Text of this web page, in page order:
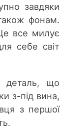
завдяки
фонам.
все милує
себе світ
деталь, що
з-під вина,
з першої